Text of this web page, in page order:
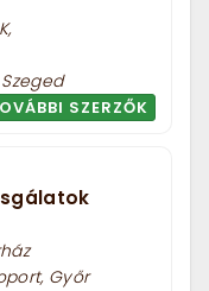
SZERZŐK
Győr